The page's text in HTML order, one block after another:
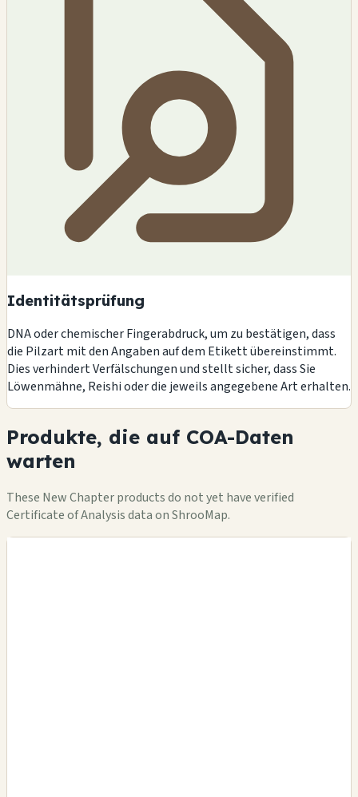
Identitätsprüfung
DNA oder chemischer Fingerabdruck, um zu bestätigen, dass
die Pilzart mit den Angaben auf dem Etikett übereinstimmt.
Dies verhindert Verfälschungen und stellt sicher, dass Sie
Löwenmähne, Reishi oder die jeweils angegebene Art erhalten.
Produkte, die auf COA-Daten
warten
These New Chapter products do not yet have verified
Certificate of Analysis data on ShrooMap.